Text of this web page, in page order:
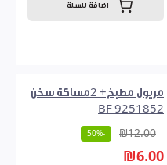
اضافة للسلة
مريول مطبخ+ 2مساكة سخن
9251852 BF
₪12.00
-50%
₪6.00